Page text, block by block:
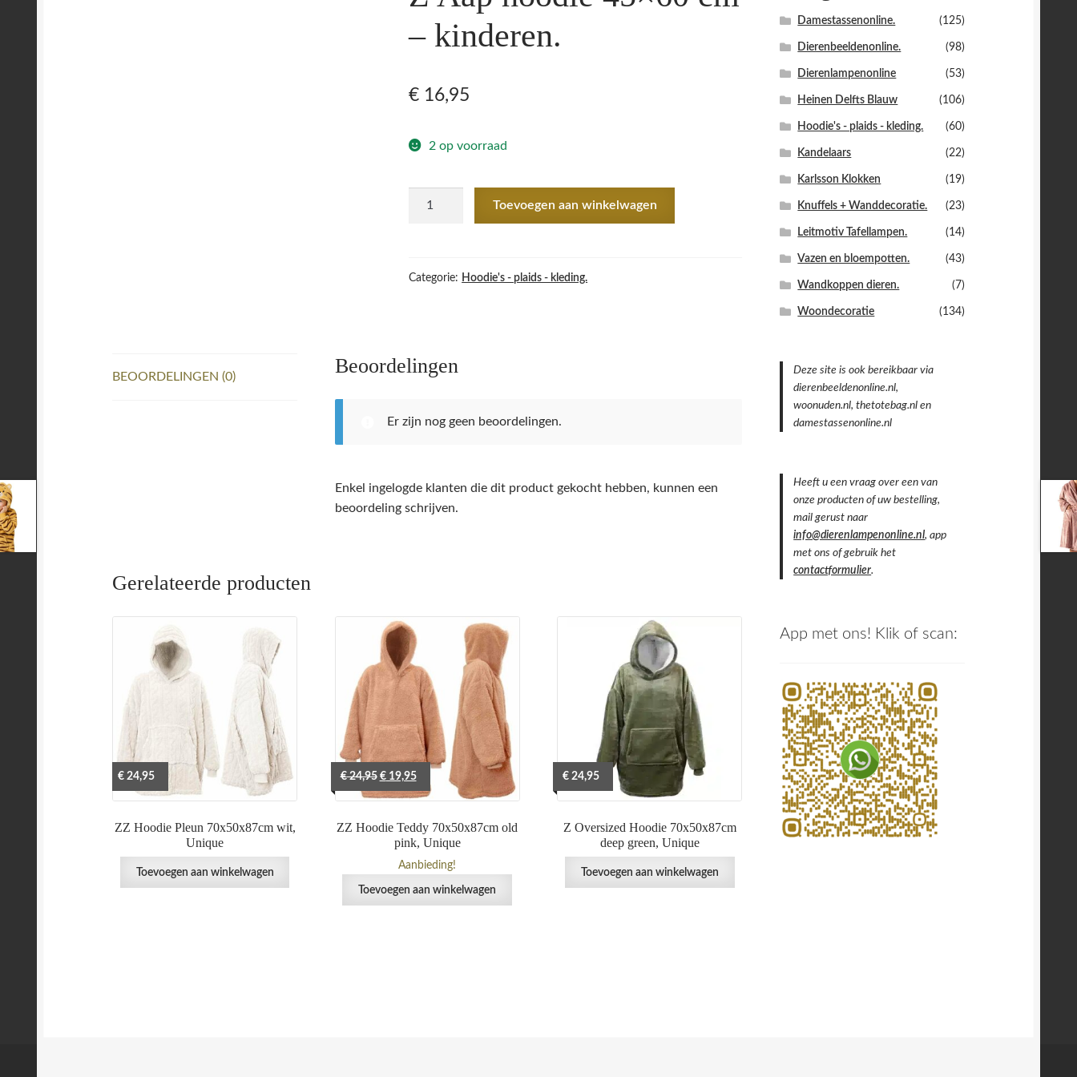
– kinderen.
€ 16,95
2 op voorraad
cm
Toevoegen aan winkelwagen
Categorie: Hoodie's - plaids - kleding.
BEOORDELINGEN (0) Beoordelingen
Er zijn nog geen beoordelingen.
Enkel ingelogde klanten die dit product gekocht hebben, kunnen een
beoordeling schrijven.
Gerelateerde producten
ZZ Hoodie Pleun 70x50x87cm wit,
Unique
€ 24,95
Toevoegen aan winkelwagen
ZZ Hoodie Teddy 70x50x87cm old
pink, Unique
Aanbieding!
€24,95 Oorspronkelijke
prijs
€ 24,95.
€19,95Huidige
prijs
€ 19,95.
Toevoegen aan winkelwagen
Z Oversized Hoodie 70x50x87cm
deep green, Unique
€ 24,95
Toevoegen aan winkelwagen
Damestassenonline. (125)
Dierenbeeldenonline. (98)
Dierenlampenonline (53)
Heinen Delfts Blauw (106)
Hoodie's - plaids - kleding. (60)
Kandelaars (22)
Karlsson Klokken (19)
Knuffels + Wanddecoratie. (23)
Leitmotiv Tafellampen. (14)
Vazen en bloempotten. (43)
Wandkoppen dieren. (7)
Woondecoratie (134)
Deze site is ook bereikbaar via
dierenbeeldenonline.nl,
woonuden.nl, thetotebag.nl en
damestassenonline.nl
Heeft u een vraag over een van
onze producten of uw bestelling,
mail gerust naar
info@dierenlampenonline.nl, app
met ons of gebruik het
contactformulier.
App met ons! Klik of scan: